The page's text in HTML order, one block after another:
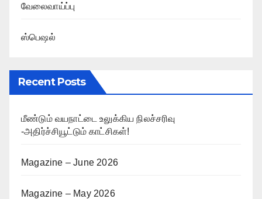
வேலைவாய்ப்பு
ஸ்பெஷல்
Recent Posts
மீண்டும் வயநாட்டை உலுக்கிய நிலச்சரிவு
-அதிர்ச்சியூட்டும் காட்சிகள்!
Magazine – June 2026
Magazine – May 2026